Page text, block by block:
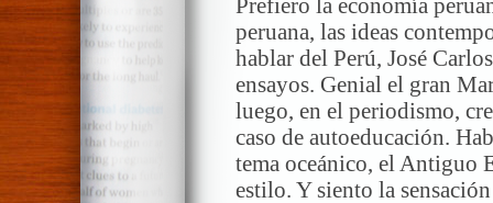
Prefiero la economía
peruana, las ideas
hablar del Perú, José
ensayos. Genial el gran
luego, en el periodismo,
caso de autoeducación.
tema oceánico, el Antiguo
estilo. Y siento la